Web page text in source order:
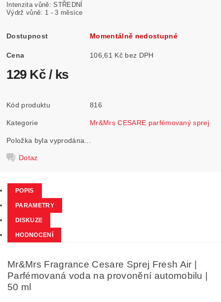
Intenzita vůně: STŘEDNÍ
Výdrž vůně: 1 - 3 měsíce
Dostupnost Momentálně nedostupné
Cena 106,61 Kč bez DPH
129 Kč / ks
Kód produktu 816
Kategorie Mr&Mrs CESARE parfémovaný sprej
Položka byla vyprodána...
Dotaz
POPIS
PARAMETRY
DISKUZE
HODNOCENÍ
Mr&Mrs Fragrance Cesare Sprej Fresh Air |
Parfémovaná voda na provonění automobilu |
50 ml